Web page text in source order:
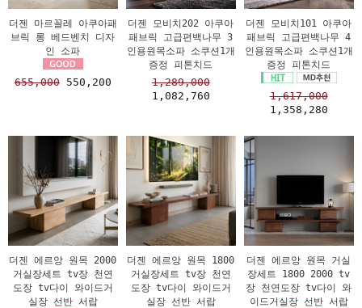
더젠 마르꼴레 아쿠아패
브릭 롱 베드벤치 디자
인 소파
655,000550,200
더젠 모비치202 아쿠아
패브릭 고급편백나무 3
인용원목소파 소쿠션1개
증정 피톤치드
1,289,000
1,082,760
더젠 모비치101 아쿠아
패브릭 고급편백나무 4
인용원목소파 소쿠션1개
증정 피톤치드
1,617,000
1,358,280
더젠 에르앙 원목 2000
거실장세트 tv장 천연
도장 tv다이 와이드거
실장 선반 서랍
더젠 에르앙 원목 1800
거실장세트 tv장 천연
도장 tv다이 와이드거
실장 선반 서랍
더젠 에르앙 원목 거실
장세트 1800 2000 tv
장 천연도장 tv다이 와
이드거실장 선반 서랍